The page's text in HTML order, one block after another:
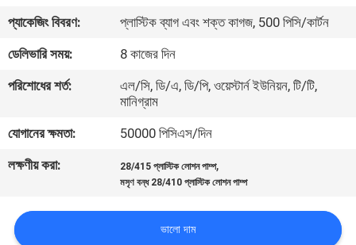
পরিদর্শন
গুণমান
আমাদের
যোগাযোগ
প্যাকেজিং বিবরণ:
প্লাস্টিক ব্যাগ এবং শক্ত কাগজ, 500 পিসি/কার্টন
ডেলিভারি সময়:
8 কাজের দিন
পরিশোধের শর্ত:
এল/সি, ডি/এ, ডি/পি, ওয়েস্টার্ন ইউনিয়ন, টি/টি,
মানিগ্রাম
যোগানের ক্ষমতা:
50000 পিসিএস/দিন
লক্ষণীয় করা:
28/415 প্লাস্টিক লোশন পাম্প,
মসৃণ বন্ধ 28/410 প্লাস্টিক লোশন পাম্প
ভালো দাম